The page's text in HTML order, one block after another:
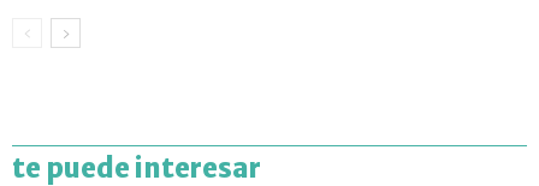
te puede interesar